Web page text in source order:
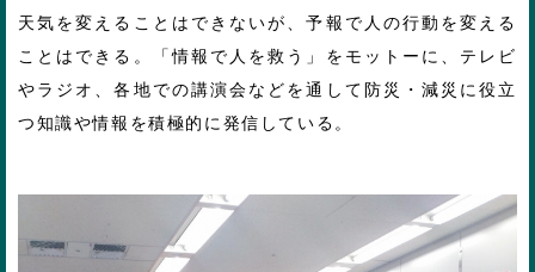
天気を変えることはできないが、予報で人の行動を変える
ことはできる。「情報で人を救う」をモットーに、テレビ
やラジオ、各地での講演会などを通して防災・減災に役立
つ知識や情報を積極的に発信している。